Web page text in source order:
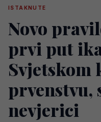
ISTAKNUTE
Novo
prvi put
Svjetskom
prvenstvu,
nevjerici